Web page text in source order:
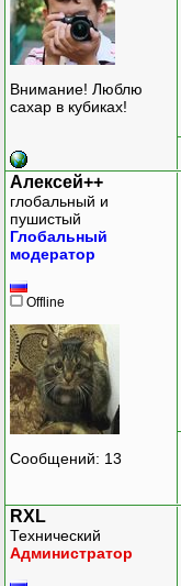
Внимание! Люблю
сахар в кубиках!
Алексей++
глобальный и
пушистый
Глобальный
модератор
Offline
Сообщений: 13
RXL
Технический
Администратор